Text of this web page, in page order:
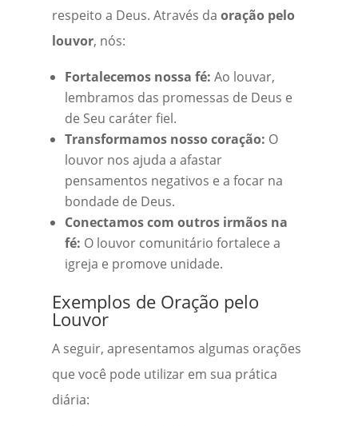
respeito a Deus. Através da oração pelo
louvor, nós:
Fortalecemos nossa fé: Ao louvar,
lembramos das promessas de Deus e
de Seu caráter fiel.
Transformamos nosso coração: O
louvor nos ajuda a afastar
pensamentos negativos e a focar na
bondade de Deus.
Conectamos com outros irmãos na
fé: O louvor comunitário fortalece a
igreja e promove unidade.
Exemplos de Oração pelo
Louvor
A seguir, apresentamos algumas orações
que você pode utilizar em sua prática
diária: